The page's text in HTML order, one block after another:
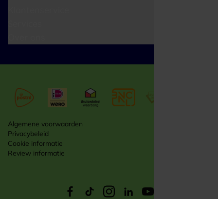
Algemene voorwaarden
Privacybeleid
Cookie informatie
Review informatie